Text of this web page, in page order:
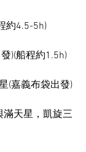
約4.5-5h)
)(船程約1.5h)
(嘉義布袋出發)
天星，凱旋三